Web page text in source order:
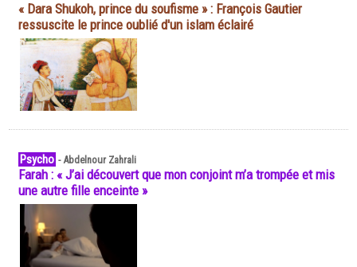
« Dara Shukoh, prince du soufisme » : François Gautier
ressuscite le prince oublié d'un islam éclairé
Psycho -Abdelnour Zahrali
Farah : « J’ai découvert que mon conjoint m’a trompée et mis
une autre fille enceinte »